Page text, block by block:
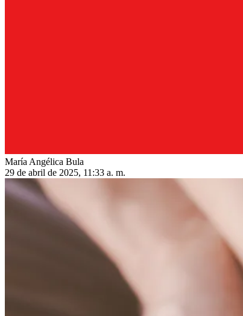
María Angélica Bula
29 de abril de 2025, 11:33 a. m.